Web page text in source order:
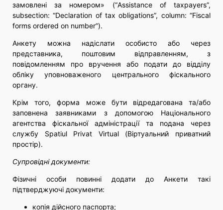
замовлені за номером» (“Assistance of taxpayers”,
subsection: “Declaration of tax obligations”, column: “Fiscal
forms ordered on number”).
Анкету можна надіслати особисто або через
представника, поштовим відправленням, з
повідомленням про вручення або подати до відділу
обліку уповноваженого центрального фіскального
органу.
Крім того, форма може бути відредагована та/або
заповнена заявниками з допомогою Національного
агентства фіскальної адміністрації та подана через
службу Spatiul Privat Virtual (Віртуальний приватний
простір).
Супровідні документи:
Фізичні особи повинні додати до Анкети такі
підтверджуючі документи:
копія дійсного паспорта;